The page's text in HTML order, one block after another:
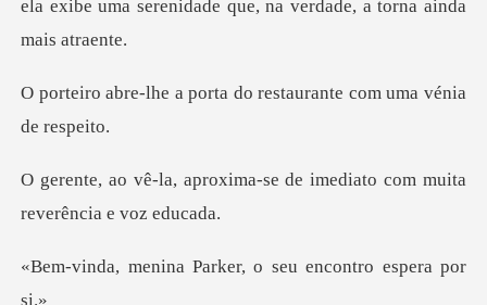
orta do restaurante com
ima-se de imediato com mui
Parker, o seu encon